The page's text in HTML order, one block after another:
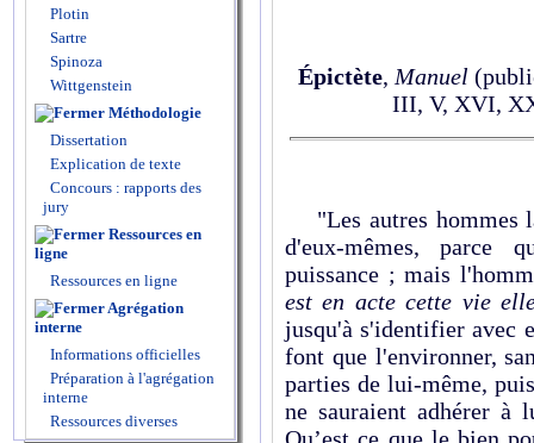
Plotin
Sartre
Spinoza
Wittgenstein
Méthodologie
Dissertation
Explication de texte
Concours : rapports des
jury
Ressources en
ligne
Ressources en ligne
Agrégation
interne
Informations officielles
Préparation à l'agrégation
interne
Ressources diverses
Épictète, Manuel
III, V, XVI,
"Les autres hommes
d'eux-mêmes, parce
puissance ; mais
est en acte cette vie
jusqu'à s'identifier avec
font que l'environner,
parties de lui-même,
ne sauraient adhérer à